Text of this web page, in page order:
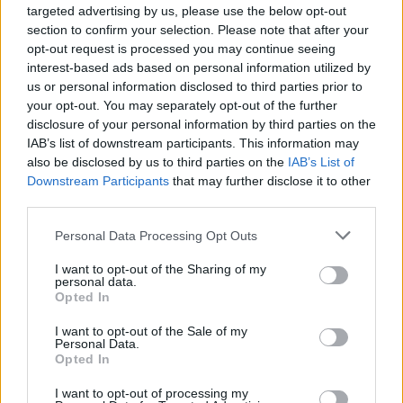
targeted advertising by us, please use the below opt-out
section to confirm your selection. Please note that after your
opt-out request is processed you may continue seeing
interest-based ads based on personal information utilized by
us or personal information disclosed to third parties prior to
your opt-out. You may separately opt-out of the further
disclosure of your personal information by third parties on the
IAB’s list of downstream participants. This information may
also be disclosed by us to third parties on the IAB’s List of
Downstream Participants that may further disclose it to other
Please note that this website/app uses one or more Google
not limited to your visit or usage behaviour. You may click to
grant or deny consent to Google and its third-party tags to
use your data for below specified purposes in below Google
consent section.
Personal Data Processing Opt Outs
I want to opt-out of the Sharing of my
personal data.
Opted In
I want to opt-out of the Sale of my
Personal Data.
Opted In
I want to opt-out of processing my
2. Kim Min Ha karrierútja
Kim Min Ha 2006-ban debütált színészként a Two
Girls 2. évadának főszereplésével. Ezt követően
aktívan szerepelt különböző drámákban, amelyek
javították színészi képességeit. A Saram
Entertainmenthez való csatlakozás után szárnyalt a
karrier. Népszerű drámákban és filmekben kezdett
szerepelni.
örvendett, a Pachinko volt. Nemcsak a legjobb
természetes és lelkes játékáért is dicsérték.
A Kim Min Ha főszereplésével készült drámák listája:
Deux Yeoza 2. évad (2016)